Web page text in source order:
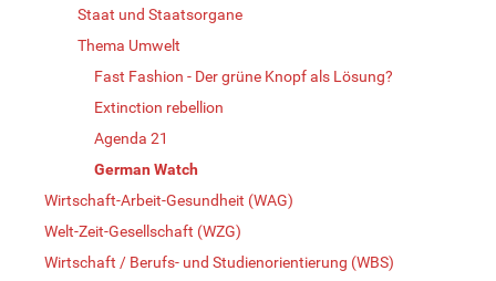
Staat und Staatsorgane
Thema Umwelt
Fast Fashion - Der grüne Knopf als Lösung?
Extinction rebellion
Agenda 21
German Watch
Wirtschaft-Arbeit-Gesundheit (WAG)
Welt-Zeit-Gesellschaft (WZG)
Wirtschaft / Berufs- und Studienorientierung (WBS)